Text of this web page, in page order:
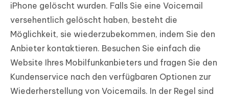
iPhone gelöscht wurden. Falls Sie eine Voicemail
versehentlich gelöscht haben, besteht die
Möglichkeit, sie wiederzubekommen, indem Sie den
Anbieter kontaktieren. Besuchen Sie einfach die
Website Ihres Mobilfunkanbieters und fragen Sie den
Kundenservice nach den verfügbaren Optionen zur
Wiederherstellung von Voicemails. In der Regel sind